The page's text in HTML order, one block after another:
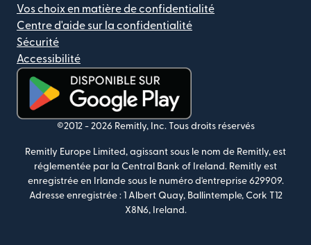
Vos choix en matière de confidentialité
Centre d'aide sur la confidentialité
Sécurité
Accessibilité
(s'ouvre dans une nouvelle fenêtre)
©2012 - 2026 Remitly, Inc. Tous droits réservés
Remitly Europe Limited, agissant sous le nom de Remitly, est
réglementée par la Central Bank of Ireland. Remitly est
enregistrée en Irlande sous le numéro d'entreprise 629909.
Adresse enregistrée : 1 Albert Quay, Ballintemple, Cork T12
X8N6, Ireland.